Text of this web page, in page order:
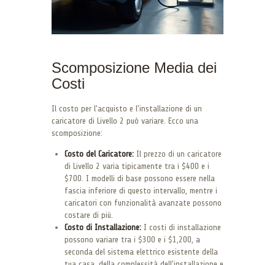
Scomposizione Media dei
Costi
Il costo per l’acquisto e l’installazione di un
caricatore di Livello 2 può variare. Ecco una
scomposizione:
Costo del Caricatore: Il prezzo di un caricatore
di Livello 2 varia tipicamente tra i $400 e i
$700. I modelli di base possono essere nella
fascia inferiore di questo intervallo, mentre i
caricatori con funzionalità avanzate possono
costare di più.
Costo di Installazione: I costi di installazione
possono variare tra i $300 e i $1,200, a
seconda del sistema elettrico esistente della